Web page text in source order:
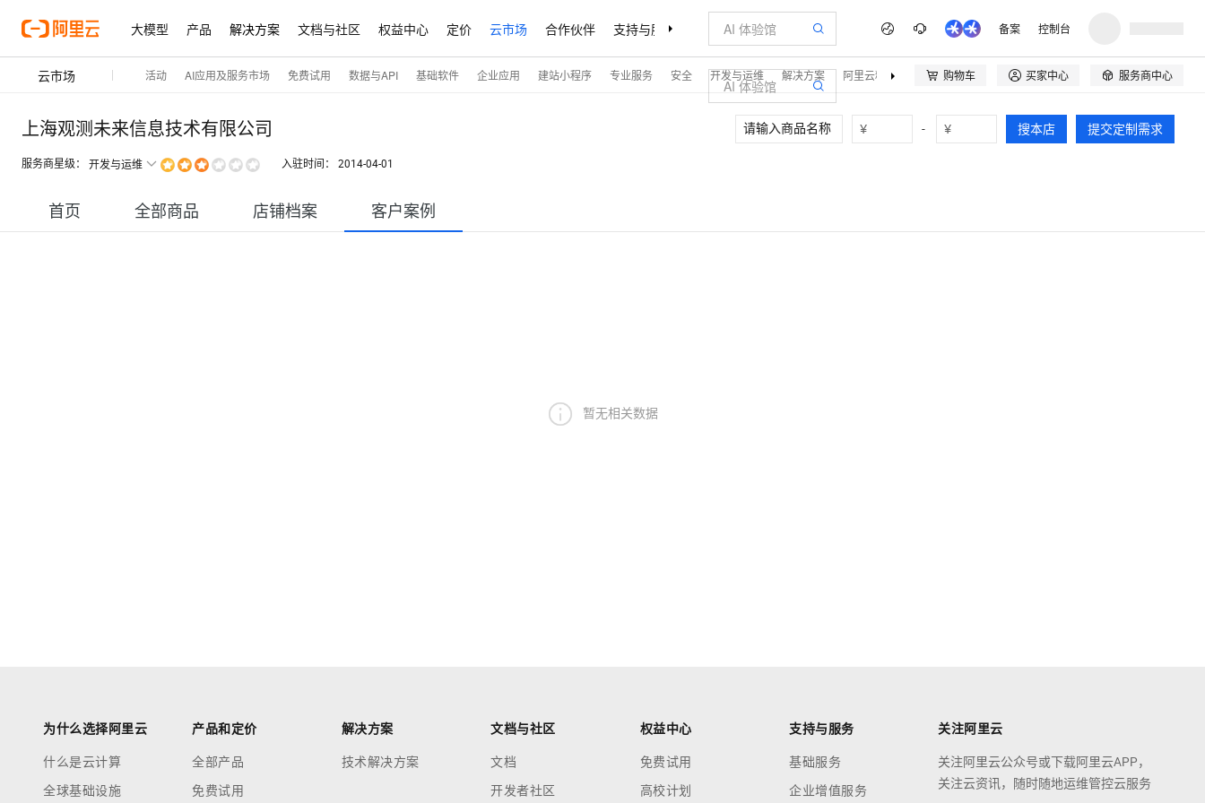
大模型 产品 解决方案 文档与社区 权益中心 定价 云市场 合作伙伴 支持与服务 了解阿里云 备案 控制台
云市场 活动 AI应用及服务市场 免费试用 数据与API 基础软件 企业应用 建站小程序 专业服务 安全 开发与运维 解决方案 阿里云精选 伙伴招募
 购物车  买家中心  服务商中心
上海观测未来信息技术有限公司
服务商星级： 开发与运维 入驻时间： 2014-04-01
¥ - ¥ 搜本店 提交定制需求
首页 全部商品 店铺档案 客户案例
暂无相关数据
为什么选择阿里云
什么是云计算
全球基础设施
产品和定价
全部产品
免费试用
解决方案
技术解决方案
文档与社区
文档
开发者社区
权益中心
免费试用
高校计划
支持与服务
基础服务
企业增值服务
关注阿里云
关注阿里云公众号或下载阿里云APP，
关注云资讯，随时随地运维管控云服务